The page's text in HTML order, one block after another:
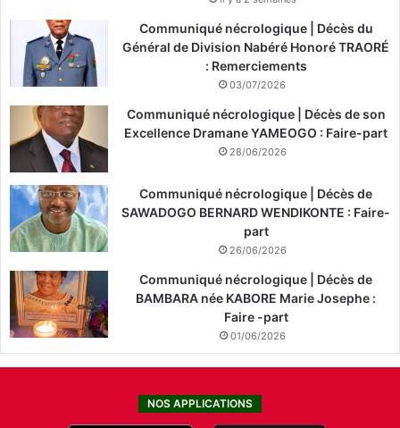
Communiqué nécrologique | Décès du
Général de Division Nabéré Honoré TRAORÉ
: Remerciements
03/07/2026
Communiqué nécrologique | Décès de son
Excellence Dramane YAMEOGO : Faire-part
28/06/2026
Communiqué nécrologique | Décès de
SAWADOGO BERNARD WENDIKONTE : Faire-
part
26/06/2026
Communiqué nécrologique | Décès de
BAMBARA née KABORE Marie Josephe :
Faire -part
01/06/2026
NOS APPLICATIONS